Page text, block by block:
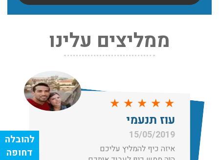
ממליצים עלינו
★
★
★
★
★
עוז תנעמי
15/05/2019
איזה כיף להמליץ עליכם
שירותי אריזה:
ברמה הגבוהה ביותר, לקבלת הצעת מחיר כנסו עכשיו
עודכן לאחרונה: 31/05/2026, 15:42
עודכן לאחרונה: 30/03/2026, 12:23